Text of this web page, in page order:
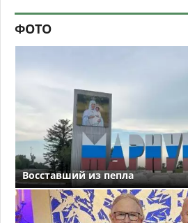
ФОТО
Восставший из пепла